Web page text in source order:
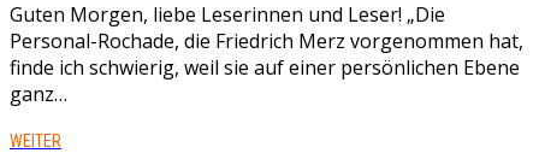
Guten Morgen, liebe Leserinnen und Leser! „Die
Personal-Rochade, die Friedrich Merz vorgenommen hat,
finde ich schwierig, weil sie auf einer persönlichen Ebene
ganz…
WEITER